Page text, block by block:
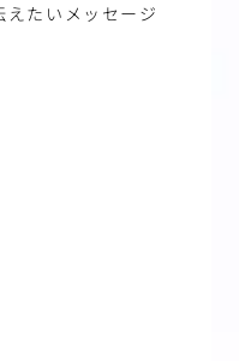
たいメッセージ